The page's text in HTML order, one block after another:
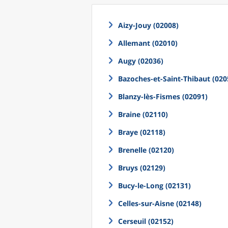
Aizy-Jouy (02008)
Allemant (02010)
Augy (02036)
Bazoches-et-Saint-Thibaut
Blanzy-lès-Fismes (02091)
Braine (02110)
Braye (02118)
Brenelle (02120)
Bruys (02129)
Bucy-le-Long (02131)
Celles-sur-Aisne (02148)
Cerseuil (02152)